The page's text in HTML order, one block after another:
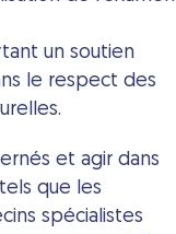
un soutien
le respect des
et agir dans
que les
spécialistes